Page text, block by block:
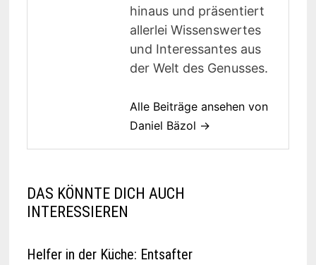
hinaus und präsentiert
allerlei Wissenswertes
und Interessantes aus
der Welt des Genusses.
Alle Beiträge ansehen von
Daniel Bäzol →
DAS KÖNNTE DICH AUCH
INTERESSIEREN
Helfer in der Küche: Entsafter